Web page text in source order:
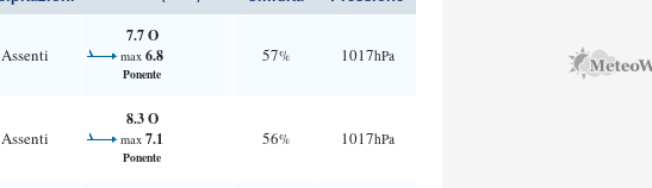
Assenti
7.7 O
max 6.8
Ponente
57% 1017hPa
Assenti
8.3 O
max 7.1
Ponente
56% 1017hPa